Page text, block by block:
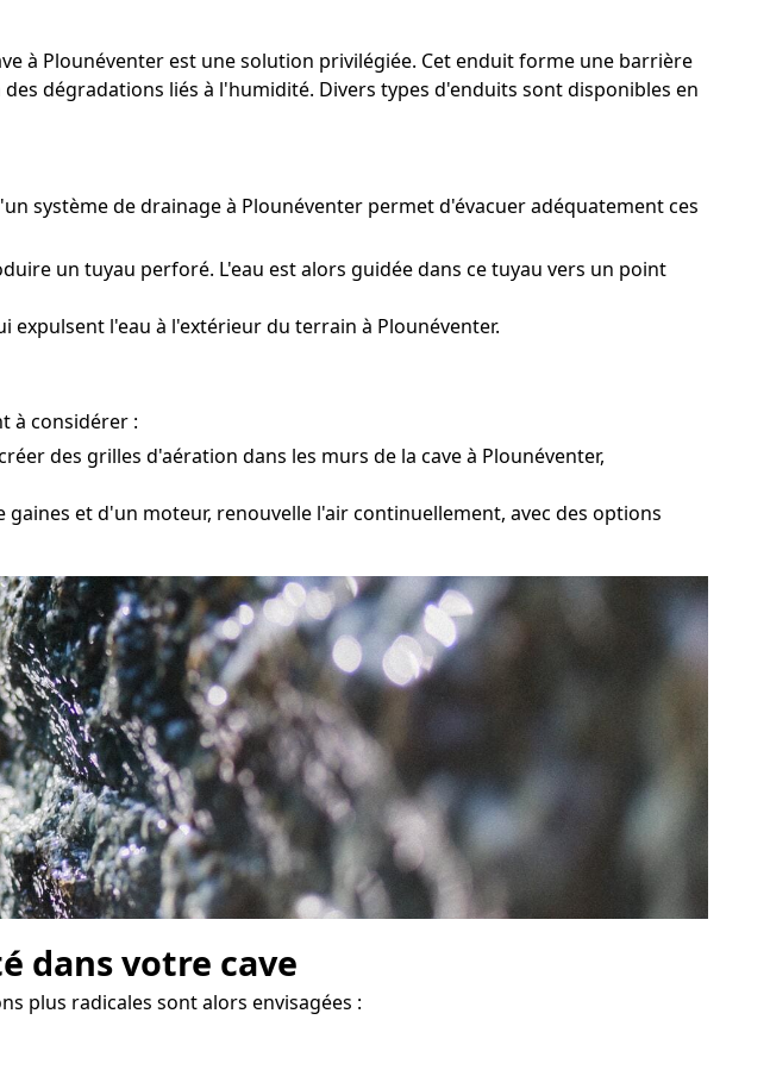
à Plounéventer est une solution privilégiée. Cet enduit forme une barrière
dégradations liés à l'humidité. Divers types d'enduits sont disponibles en
système de drainage à Plounéventer permet d'évacuer adéquatement ces
un tuyau perforé. L'eau est alors guidée dans ce tuyau vers un point
l'eau à l'extérieur du terrain à Plounéventer.
à considérer :
des grilles d'aération dans les murs de la cave à Plounéventer,
gaines et d'un moteur, renouvelle l'air continuellement, avec des options
dans votre cave
plus radicales sont alors envisagées :